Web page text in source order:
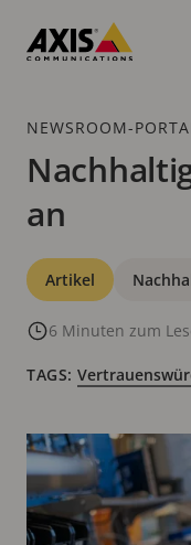
Hauptinhalt
springen
Breadcrumb
NEWSROOM-
an
Kategorien
Artikel
6 Minuten zum
TAGS: